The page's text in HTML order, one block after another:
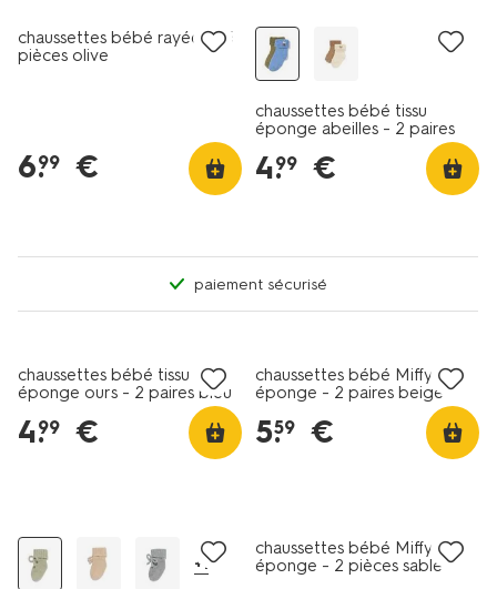
chaussettes bébé rayées - 5
pièces olive
6.
99 €
chaussettes bébé tissu
éponge abeilles - 2 paires
4.
99 €
paiement sécurisé
chaussettes bébé tissu
éponge ours - 2 paires bleu
4.
99 €
chaussettes bébé Miffy en
éponge - 2 paires beige
5.
59 €
+1
chaussettes bébé Miffy en
éponge - 2 pièces sable